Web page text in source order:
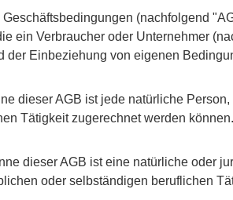
(nachfolgend
ein Verbraucher oder Unternehmer
der Einbeziehung von eigenen
dieser AGB ist jede natürliche
Tätigkeit zugerechnet werden können.
dieser AGB ist eine natürliche oder
oder selbständigen beruflichen